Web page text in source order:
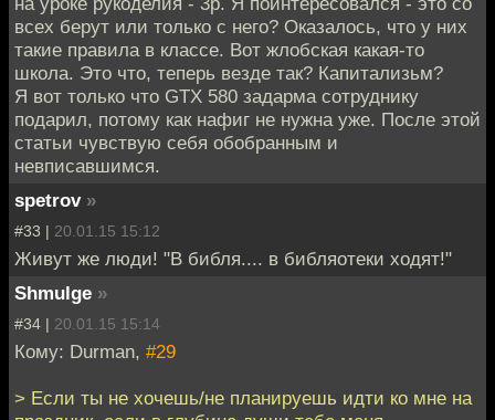
всех берут или только с него? Оказалось, что у них
такие правила в классе. Вот жлобская какая-то
школа. Это что, теперь везде так? Капитализьм?
Я вот только что GTX 580 задарма сотруднику
подарил, потому как нафиг не нужна уже. После этой
статьи чувствую себя обобранным и
невписавшимся.
spetrov »
#33 | 20.01.15 15:12
Живут же люди! "В библя.... в библяотеки ходят!"
Shmulge »
#34 | 20.01.15 15:14
Кому: Durman, #29
> Если ты не хочешь/не планируешь идти ко мне на